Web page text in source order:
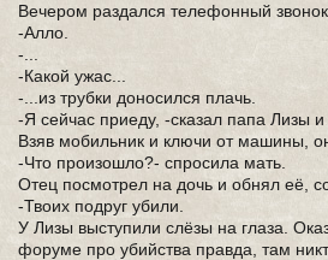
Вечером раздался телефонный
-Алло.
-...
-Какой ужас...
-...из трубки доносился плачь.
-Я сейчас приеду, -сказал папа Лизы и
Взяв мобильник и ключи от машины,
-Что произошло?- спросила мать.
Отец посмотрел на дочь и обнял её,
-Твоих подруг убили.
У Лизы выступили слёзы на глаза.
форуме про убийства правда, там